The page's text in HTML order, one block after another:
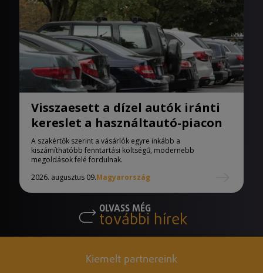
Visszaesett a dízel autók iránti
kereslet a használtautó-piacon
A szakértők szerint a vásárlók egyre inkább a
kiszámíthatóbb fenntartási költségű, modernebb
megoldások felé fordulnak.
2026. augusztus 09.Magyarország
OLVASS MÉG
további hírek
Kiemelt partnereink